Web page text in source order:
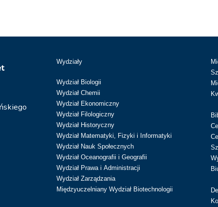
Wydziały
Wydział Biologii
Wydział Chemii
Wydział Ekonomiczny
Wydział Filologiczny
Wydział Historyczny
Wydział Matematyki, Fizyki i Informatyki
Wydział Nauk Społecznych
Wydział Oceanografii i Geografii
Wydział Prawa i Administracji
Wydział Zarządzania
Międzyuczelniany Wydział Biotechnologii